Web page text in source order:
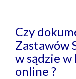
Czy
Zastawów
w sądzie
online ?